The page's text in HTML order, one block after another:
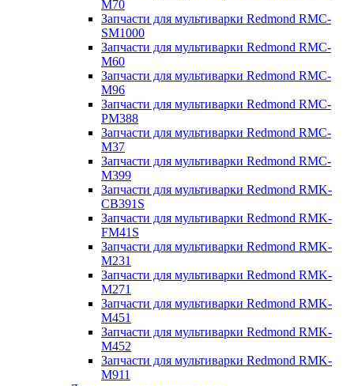
M70
Запчасти для мультиварки Redmond RMC-
SM1000
Запчасти для мультиварки Redmond RMC-
M60
Запчасти для мультиварки Redmond RMC-
M96
Запчасти для мультиварки Redmond RMC-
PM388
Запчасти для мультиварки Redmond RMC-
M37
Запчасти для мультиварки Redmond RMC-
M399
Запчасти для мультиварки Redmond RMK-
CB391S
Запчасти для мультиварки Redmond RMK-
FM41S
Запчасти для мультиварки Redmond RMK-
M231
Запчасти для мультиварки Redmond RMK-
M271
Запчасти для мультиварки Redmond RMK-
M451
Запчасти для мультиварки Redmond RMK-
M452
Запчасти для мультиварки Redmond RMK-
M911